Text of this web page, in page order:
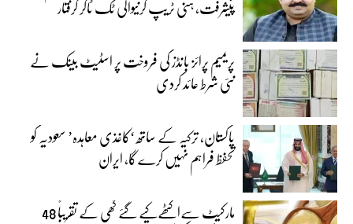
پیشرفت، ہنی ٹریپ کرنیوالی ٹک ٹاکر گرفتار
پریمیم پرائز بانڈز کی فروخت پر اسٹیٹ بینک نے
نئی شرط عائد کردی
پاکستان، ترکیہ کے ساتھ ‘کاغذی معاہدہ’ سعودیہ کو
تحفظ فراہم نہیں کرے گا، ایران
مارکیٹ سےاکٹھےکیے گئے گھی کے تقریباً 48